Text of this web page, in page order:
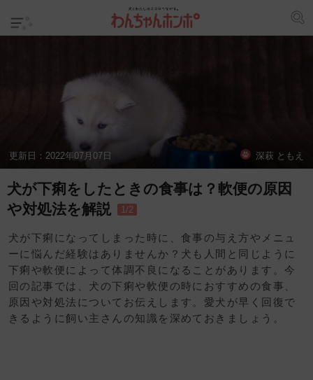
更新日： 2022年07月07日 深萩 ともえ
犬が下痢をしたときの食事は？軟便の原因
や対処法を解説
1/2
犬が下痢になってしまった時に、食事の与え方やメニュ
ーに悩んだ経験はありませんか？犬も人間と同じように
下痢や軟便によって体調不良になることがあります。今
回の記事では、犬の下痢や軟便の時におすすめの食事、
原因や対処法についてお伝えします。愛犬が早く回復で
きるように飼い主さんの知識を深めておきましょう。